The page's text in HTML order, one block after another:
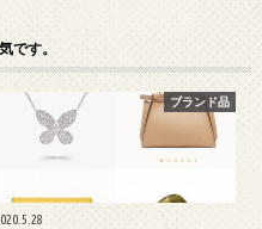
です。
ブランド品